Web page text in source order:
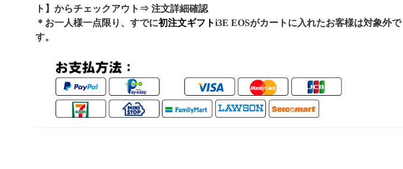
ト】からチェックアウト⇒ 注文詳細確認
＊お一人様一点限り、すでに初注文ギフトi3E EOSがカートに入れたお客様は対象外で
す。